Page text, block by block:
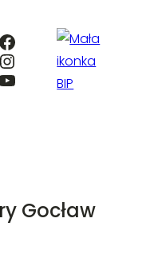
Facebook
Instagram
YouTube
Gocław